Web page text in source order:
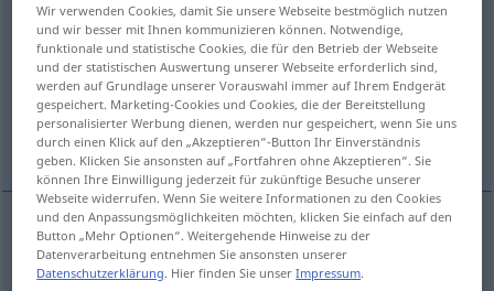
unähnlich
Übersicht aller Übersetzungen
(Für mehr Details die Übersetzung anklicken/antippen)
niepodobny
niepodobny unähnlich
Wir verwenden Cookies, damit Sie unsere Webseite bestmöglich nutzen
und wir besser mit Ihnen kommunizieren können. Notwendige,
funktionale und statistische Cookies, die für den Betrieb der Webseite
und der statistischen Auswertung unserer Webseite erforderlich sind,
werden auf Grundlage unserer Vorauswahl immer auf Ihrem Endgerät
gespeichert. Marketing-Cookies und Cookies, die der Bereitstellung
personalisierter Werbung dienen, werden nur gespeichert, wenn Sie uns
durch einen Klick auf den „Akzeptieren“-Button Ihr Einverständnis
geben. Klicken Sie ansonsten auf „Fortfahren ohne Akzeptieren“. Sie
können Ihre Einwilligung jederzeit für zukünftige Besuche unserer
Webseite widerrufen. Wenn Sie weitere Informationen zu den Cookies
und den Anpassungsmöglichkeiten möchten, klicken Sie einfach auf den
Button „Mehr Optionen“. Weitergehende Hinweise zu der
Datenverarbeitung entnehmen Sie ansonsten unserer
Datenschutzerklärung. Hier finden Sie unserImpressum.